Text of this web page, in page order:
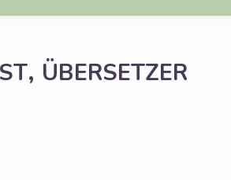
, ÜBERSETZER